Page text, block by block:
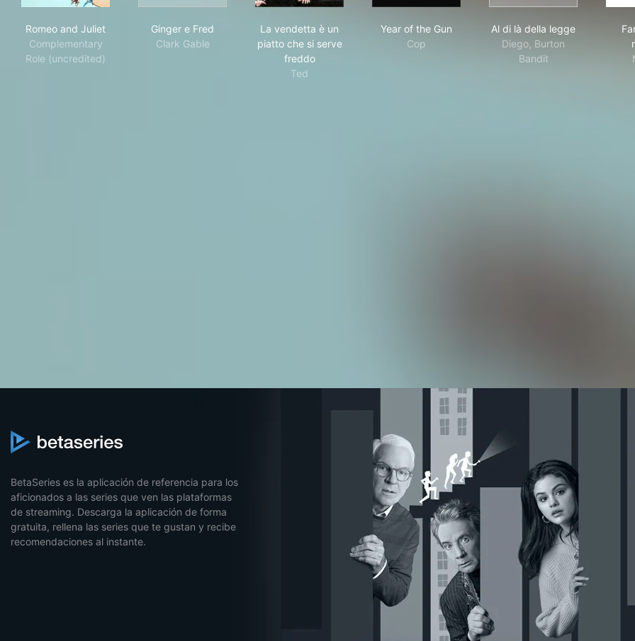
Romeo and Juliet
Complementary
Role (uncredited)
Ginger e Fred
Clark Gable
La vendetta è un
piatto che si serve
freddo
Ted
Year of the Gun
Cop
Al di là della legge
Diego, Burton
Bandit
BetaSeries es la aplicación de referencia para los
aficionados a las series que ven las plataformas
de streaming. Descarga la aplicación de forma
gratuita, rellena las series que te gustan y recibe
recomendaciones al instante.